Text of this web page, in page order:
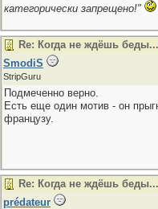
категорически запрещено!"
Re: Когда не ждёшь беды...
SmodiS
StripGuru
Подмеченно верно.
Есть еще один мотив - он
французу.
Re: Когда не ждёшь беды...
prédateur